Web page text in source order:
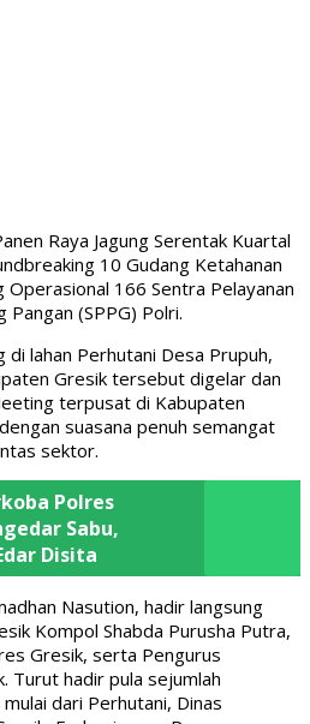
Raya Jagung Serentak Kuartal
10 Gudang Ketahanan
Operasional 166 Sentra Pelayanan
Pangan (SPPG) Polri.
lahan Perhutani Desa Prupuh,
Gresik tersebut digelar dan
terpusat di Kabupaten
suasana penuh semangat
sektor.
Polres
Sabu,
Disita
Nasution, hadir langsung
Kompol Shabda Purusha Putra,
Gresik, serta Pengurus
Turut hadir pula sejumlah
dari Perhutani, Dinas